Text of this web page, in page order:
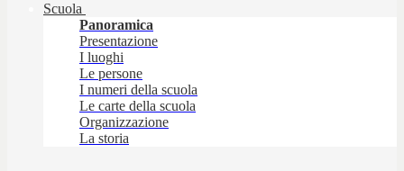
Scuola
Panoramica
Presentazione
I luoghi
Le persone
I numeri della scuola
Le carte della scuola
Organizzazione
La storia